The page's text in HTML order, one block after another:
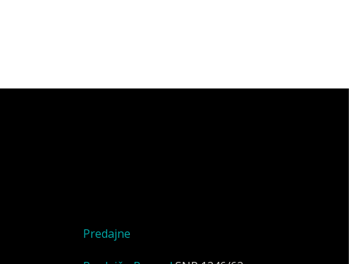
Predajne